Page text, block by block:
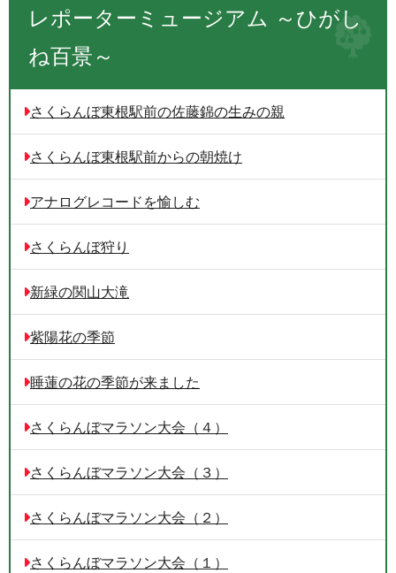
レポーターミュージアム ～ひがし
ね百景～
さくらんぼ東根駅前の佐藤錦の生みの親
さくらんぼ東根駅前からの朝焼け
アナログレコードを愉しむ
さくらんぼ狩り
新緑の関山大滝
紫陽花の季節
睡蓮の花の季節が来ました
さくらんぼマラソン大会（４）
さくらんぼマラソン大会（３）
さくらんぼマラソン大会（２）
さくらんぼマラソン大会（１）